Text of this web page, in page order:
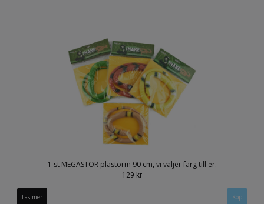
1 st MEGASTOR plastorm 90 cm, vi väljer färg till er.
129 kr
Läs mer